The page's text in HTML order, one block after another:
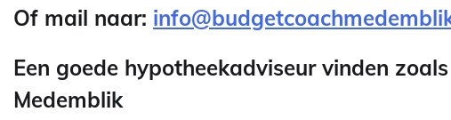
Of mail naar:
Een goede hypotheekadviseur vinden
Medemblik